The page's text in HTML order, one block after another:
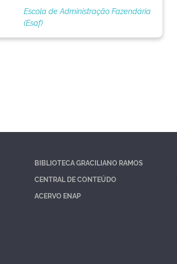
Escola de Administração Fazendária
(Esaf)
BIBLIOTECA GRACILIANO RAMOS
CENTRAL DE CONTEÚDO
ACERVO ENAP